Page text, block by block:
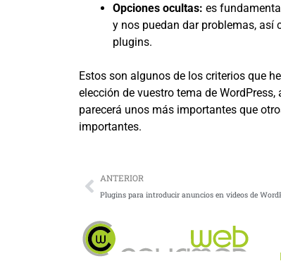
Opciones ocultas: es
y nos puedan dar problemas,
plugins.
Estos son algunos de los criterios que
elección de vuestro tema de
parecerá unos más importantes que
importantes.
Prev
ANTERIOR
Plugins para introducir anuncios en videos de